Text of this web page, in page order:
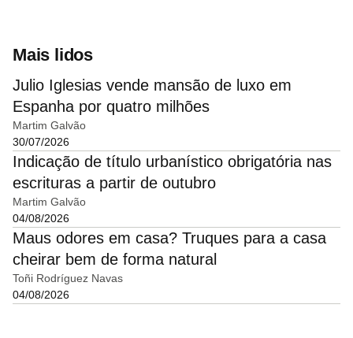
Mais lidos
Julio Iglesias vende mansão de luxo em
Espanha por quatro milhões
Martim Galvão
30/07/2026
Indicação de título urbanístico obrigatória nas
escrituras a partir de outubro
Martim Galvão
04/08/2026
Maus odores em casa? Truques para a casa
cheirar bem de forma natural
Toñi Rodríguez Navas
04/08/2026